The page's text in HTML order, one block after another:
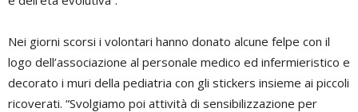
Nei giorni scorsi i volontari hanno donato alcune felpe con il
logo dell’associazione al personale medico ed infermieristico e
decorato i muri della pediatria con gli stickers insieme ai piccoli
ricoverati. “Svolgiamo poi attività di sensibilizzazione per